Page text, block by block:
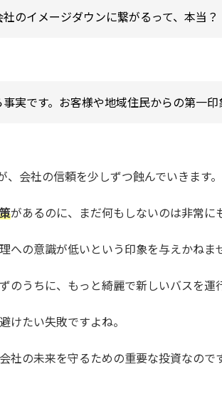
のイメージダウンに繋がるって、本当？
事実です。お客様や地域住民からの第一印
、会社の信頼を少しずつ蝕んでいきます。
があるのに、まだ何もしないのは非常に
への意識が低いという印象を与えかねま
のうちに、もっと綺麗で新しいバスを運
けたい失敗ですよね。
社の未来を守るための重要な投資なのです